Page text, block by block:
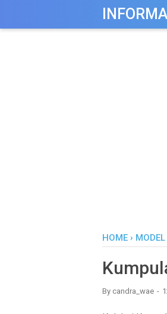
HOME ›
By candra_wae